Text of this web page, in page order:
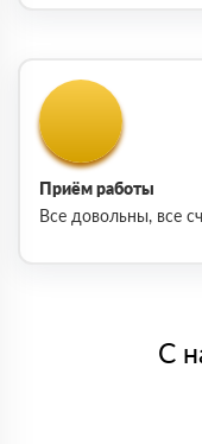
Приём работы
Все довольны, все
С